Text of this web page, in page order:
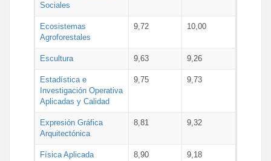
Sociales
Ecosistemas
Agroforestales
9,72 10,00
Escultura 9,63 9,26
Estadística e
Investigación Operativa
Aplicadas y Calidad
9,75 9,73
Expresión Gráfica
Arquitectónica
8,81 9,32
Física Aplicada 8,90 9,18